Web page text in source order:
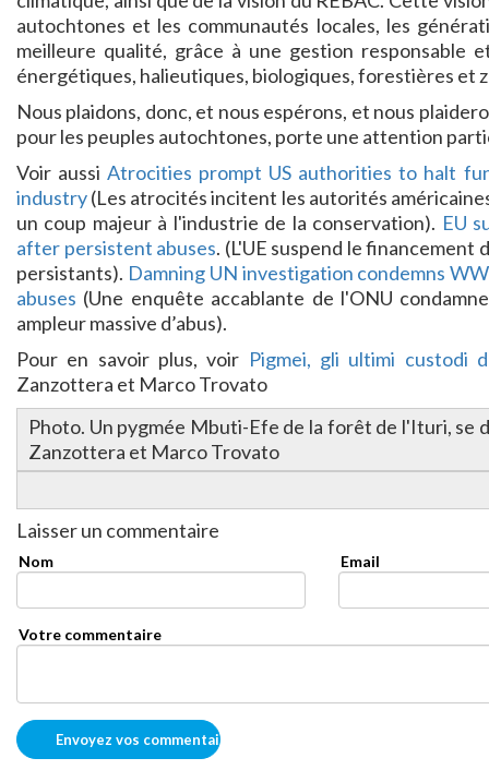
autochtones et les communautés locales, les
meilleure qualité, grâce à une gestion responsable
énergétiques, halieutiques, biologiques, forestières et
Nous plaidons, donc, et nous espérons, et nous
pour les peuples autochtones, porte une attention
Voir aussiAtrocities prompt US authorities to halt
industry(Les atrocités incitent les autorités
un coup majeur à l'industrie de la conservation). EU
after persistent abuses. (L'UE suspend le financement
persistants). Damning UN investigation condemns
abuses (Une enquête accablante de l'ONU
ampleur massive d’abus).
Pour en savoir plus, voir Pigmei, gli ultimi custodi
Zanzottera et Marco Trovato
Photo. Un pygmée Mbuti-Efe de la forêt de l'Ituri,
Zanzottera et Marco Trovato
Laisser un commentaire
Nom Email
Votre commentaire